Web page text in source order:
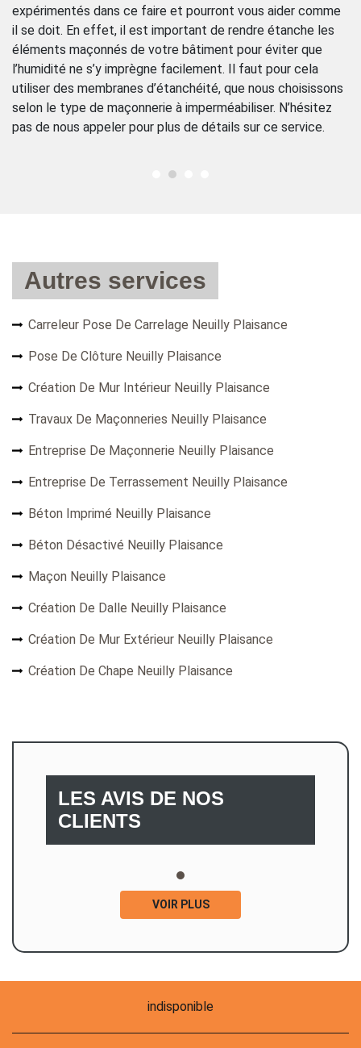
expérimentés dans ce faire et pourront vous aider comme
il se doit. En effet, il est important de rendre étanche les
éléments maçonnés de votre bâtiment pour éviter que
l’humidité ne s’y imprègne facilement. Il faut pour cela
utiliser des membranes d’étanchéité, que nous choisissons
selon le type de maçonnerie à imperméabiliser. N’hésitez
pas de nous appeler pour plus de détails sur ce service.
Autres services
Carreleur Pose De Carrelage Neuilly Plaisance
Pose De Clôture Neuilly Plaisance
Création De Mur Intérieur Neuilly Plaisance
Travaux De Maçonneries Neuilly Plaisance
Entreprise De Maçonnerie Neuilly Plaisance
Entreprise De Terrassement Neuilly Plaisance
Béton Imprimé Neuilly Plaisance
Béton Désactivé Neuilly Plaisance
Maçon Neuilly Plaisance
Création De Dalle Neuilly Plaisance
Création De Mur Extérieur Neuilly Plaisance
Création De Chape Neuilly Plaisance
LES AVIS DE NOS
CLIENTS
VOIR PLUS
indisponible